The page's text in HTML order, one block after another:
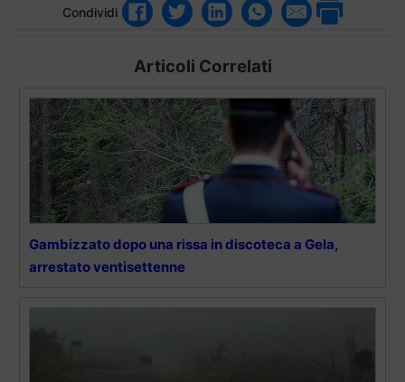
Condividi
Articoli Correlati
Gambizzato dopo una rissa in discoteca a Gela,
arrestato ventisettenne